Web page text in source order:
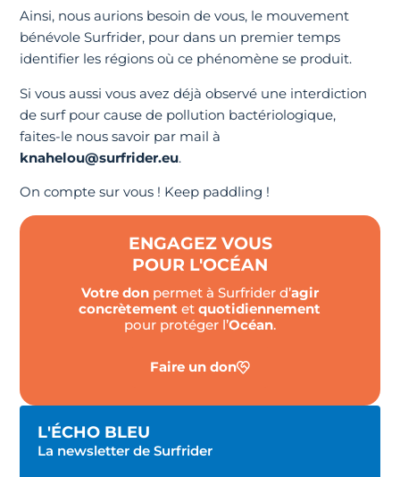
Ainsi, nous aurions besoin de vous, le mouvement
bénévole Surfrider, pour dans un premier temps
identifier les régions où ce phénomène se produit.
Si vous aussi vous avez déjà observé une interdiction
de surf pour cause de pollution bactériologique,
faites-le nous savoir par mail à
knahelou@surfrider.eu.
On compte sur vous ! Keep paddling !
ENGAGEZ VOUS
POUR L'OCÉAN
Votre donpermet à Surfrider d’agir
concrètement etquotidiennement
pour protéger l’Océan.
Faire un don
L'ÉCHO BLEU
La newsletter de Surfrider